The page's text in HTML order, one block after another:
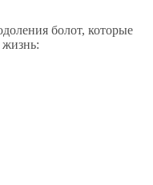
болот, которые
жизнь: